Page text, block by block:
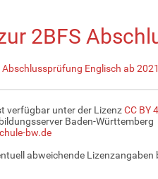
2BFS
Abschlussprüfung Englisch ab
verfügbar unter der LizenzCC BY
Baden-Württemberg
bw.de
abweichende